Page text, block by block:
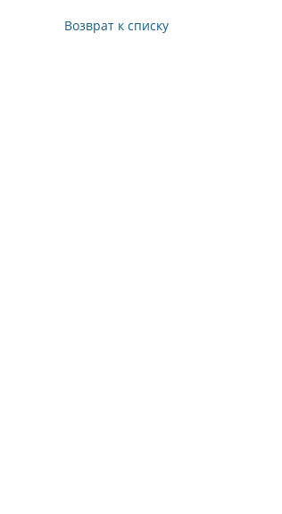
Возврат к списку